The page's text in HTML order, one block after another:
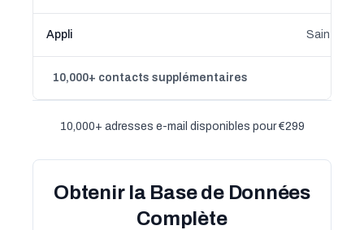
Appli Saint-
10,000+ contacts supplémentaires
10,000+ adresses e-mail disponibles pour €299
Obtenir la Base de Données
Complète